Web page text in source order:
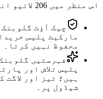
اس منظر میں 206 لائیو اندراجات
چیک آؤٹ
مارکیٹ پلیس
محفوظ نہیں کرتا۔
فہرستیں
پلیس تلاش اور
ہیں؛ تیز اور لاگت
شیڈول پر۔